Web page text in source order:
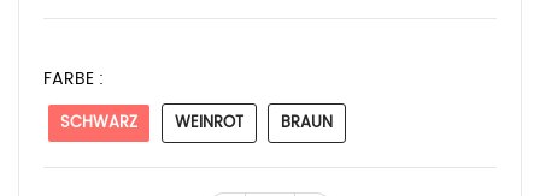
FARBE :
SCHWARZ WEINROT BRAUN